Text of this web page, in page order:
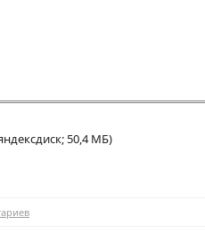
50,4 МБ)